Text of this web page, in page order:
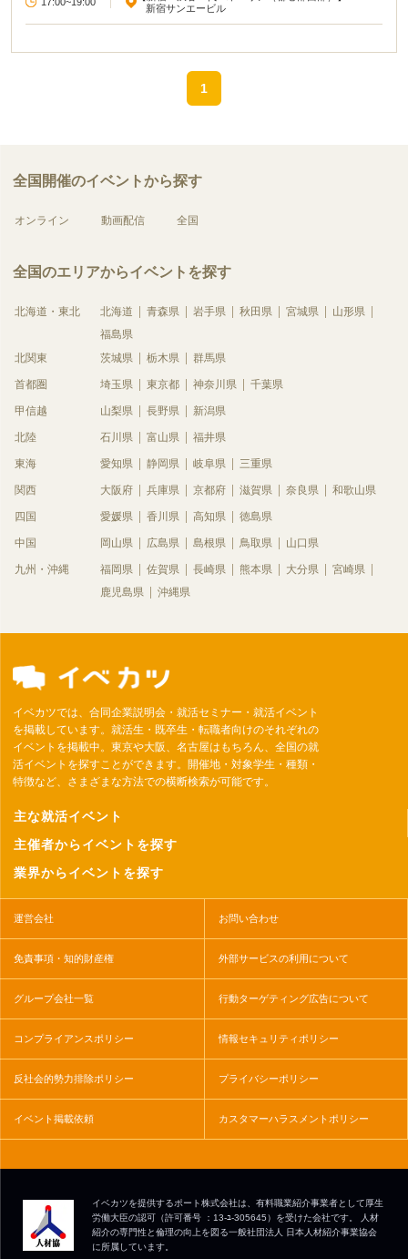
|
新宿サンエービル
1
全国開催のイベントから探す
オンライン 動画配信 全国
全国のエリアからイベントを探す
北海道・東北 北海道 青森県 岩手県 秋田県 宮城県
山形県
福島県
北関東
茨城県 栃木県 群馬県
首都圏 埼玉県 東京都 神奈川県 千葉県
甲信越 山梨県 長野県 新潟県
北陸 石川県 富山県 福井県
東海 愛知県 静岡県 岐阜県 三重県
関西 大阪府 兵庫県 京都府 滋賀県 奈良県 和歌山県
四国 愛媛県 香川県 高知県 徳島県
中国 岡山県 広島県 島根県 鳥取県 山口県
九州・沖縄 福岡県 佐賀県 長崎県 熊本県 大分県
宮崎県
鹿児島県
沖縄県
イベカツでは、合同企業説明会・就活セミナー・就活イベント
を掲載しています。就活生・既卒生・転職者向けのそれぞれの
イベントを掲載中。東京や大阪、名古屋はもちろん、全国の就
活イベントを探すことができます。開催地・対象学生・種類・
特徴など、さまざまな方法での横断検索が可能です。
主な就活イベント
主催者からイベントを探す
業界からイベントを探す
運営会社 お問い合わせ
免責事項・知的財産権 外部サービスの利用について
グループ会社一覧 行動ターゲティング広告について
コンプライアンスポリシー 情報セキュリティポリシー
反社会的勢力排除ポリシー プライバシーポリシー
イベント掲載依頼 カスタマーハラスメントポリシー